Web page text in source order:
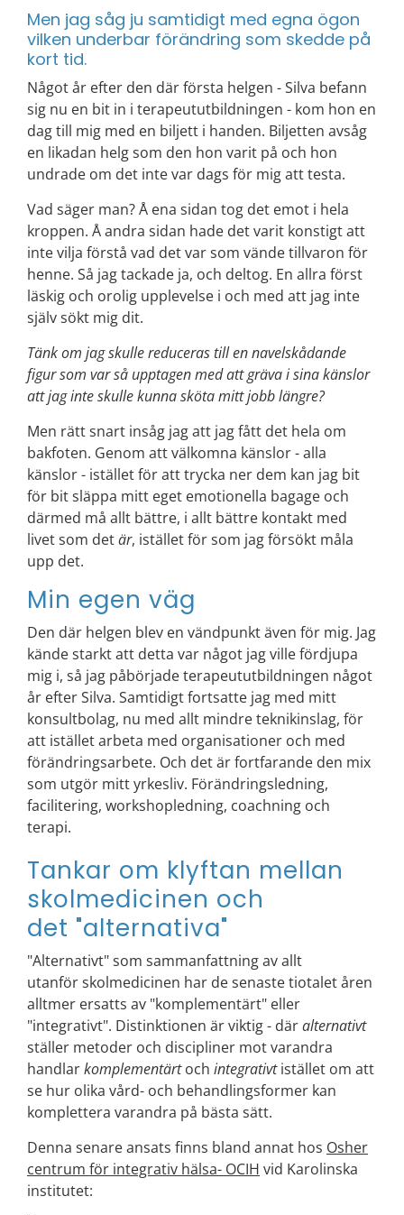
Men jag såg ju samtidigt med egna ögon
vilken underbar förändring som skedde på
kort tid.
Något år efter den där första helgen - Silva befann
sig nu en bit in i terapeututbildningen - kom hon en
dag till mig med en biljett i handen. Biljetten avsåg
en likadan helg som den hon varit på och hon
undrade om det inte var dags för mig att testa.
Vad säger man? Å ena sidan tog det emot i hela
kroppen. Å andra sidan hade det varit konstigt att
inte vilja förstå vad det var som vände tillvaron för
henne. Så jag tackade ja, och deltog. En allra först
läskig och orolig upplevelse i och med att jag inte
själv sökt mig dit.
Tänk om jag skulle reduceras till en navelskådande
figur som var så upptagen med att gräva i sina känslor
att jag inte skulle kunna sköta mitt jobb längre?
Men rätt snart insåg jag att jag fått det hela om
bakfoten. Genom att välkomna känslor - alla
känslor - istället för att trycka ner dem kan jag bit
för bit släppa mitt eget emotionella bagage och
därmed må allt bättre, i allt bättre kontakt med
livet som detär, istället för som jag försökt måla
upp det.
Min egen väg
Den där helgen blev en vändpunkt även för mig. Jag
kände starkt att detta var något jag ville fördjupa
mig i, så jag påbörjade terapeututbildningen något
år efter Silva. Samtidigt fortsatte jag med mitt
konsultbolag, nu med allt mindre teknikinslag, för
att istället arbeta med organisationer och med
förändringsarbete. Och det är fortfarande den mix
som utgör mitt yrkesliv. Förändringsledning,
facilitering, workshopledning, coachning och
terapi.
Tankar om klyftan mellan
skolmedicinen och
det "alternativa"
"Alternativt" som sammanfattning av allt
utanför skolmedicinen har de senaste tiotalet åren
alltmer ersatts av "komplementärt" eller
"integrativt". Distinktionen är viktig - däralternativt
ställer metoder och discipliner mot varandra
handlarkomplementärtoch integrativtistället om att
se hur olika vård- och behandlingsformer kan
komplettera varandra på bästa sätt.
Denna senare ansats finns bland annat hos Osher
centrum för integrativ hälsa- OCIH vid Karolinska
institutet: